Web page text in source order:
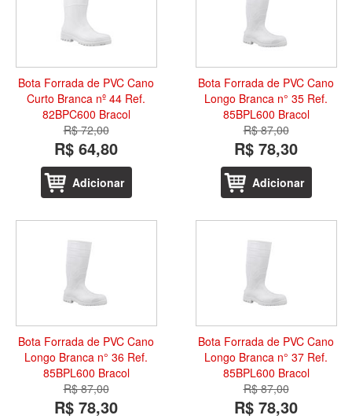
Bota Forrada de PVC Cano
Curto Branca nº 44 Ref.
82BPC600 Bracol
R$ 72,00
R$ 64,80
Adicionar
Bota Forrada de PVC Cano
Longo Branca n° 35 Ref.
85BPL600 Bracol
R$ 87,00
R$ 78,30
Adicionar
Bota Forrada de PVC Cano
Longo Branca n° 36 Ref.
85BPL600 Bracol
R$ 87,00
R$ 78,30
Bota Forrada de PVC Cano
Longo Branca n° 37 Ref.
85BPL600 Bracol
R$ 87,00
R$ 78,30